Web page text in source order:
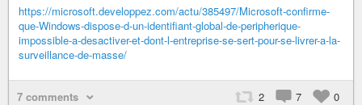
https://microsoft.developpez.com/actu/385497/Microsoft-confirme-
que-Windows-dispose-d-un-identifiant-global-de-peripherique-
impossible-a-desactiver-et-dont-l-entreprise-se-sert-pour-se-livrer-a-la-
surveillance-de-masse/
7 comments 2 7 0